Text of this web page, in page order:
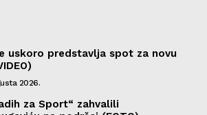
uskoro predstavlja spot za novu
2026.
za Sport“ zahvalili